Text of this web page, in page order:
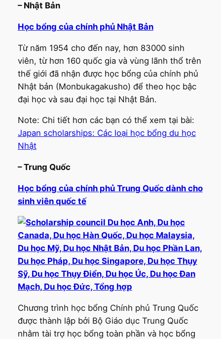
– Nhật Bản
Học bổng của chính phủ Nhật Bản
Từ năm 1954 cho đến nay, hơn 83000 sinh
viên, từ hơn 160 quốc gia và vùng lãnh thổ trên
thế giới đã nhận được học bổng của chính phủ
Nhật bản (Monbukagakusho) để theo học bậc
đại học và sau đại học tại Nhật Bản.
Note: Chi tiết hơn các bạn có thể xem tại bài:
Japan scholarships: Các loại học bổng du học
Nhật
– Trung Quốc
Học bổng của chính phủ Trung Quốc dành cho
sinh viên quốc tế
Chương trình học bổng Chính phủ Trung Quốc
được thành lập bởi Bộ Giáo dục Trung Quốc
nhằm tài trợ học bổng toàn phần và học bổng